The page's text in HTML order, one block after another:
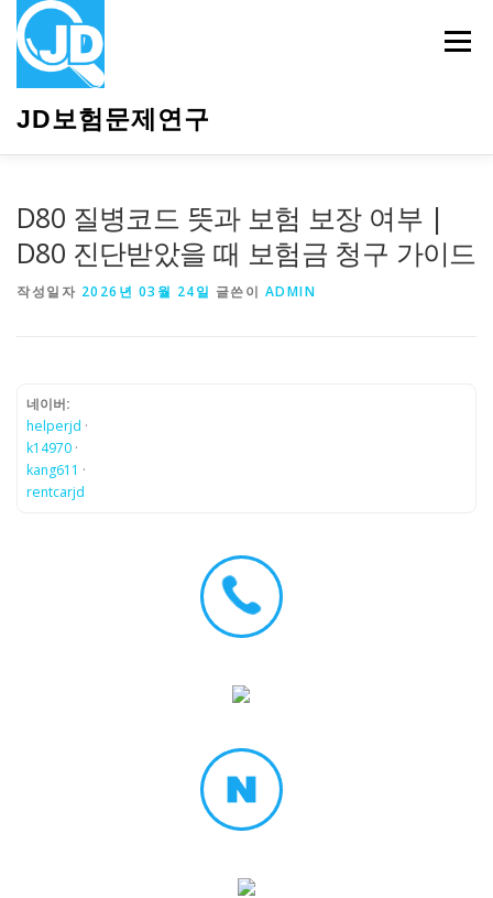
JD보험문제연구
메뉴
D80 질병코드 뜻과 보험 보장 여부 |
D80 진단받았을 때 보험금 청구 가이드
작성일자 2026년 03월 24일 글쓴이 ADMIN
네이버:
helperjd ·
k14970 ·
kang611 ·
rentcarjd